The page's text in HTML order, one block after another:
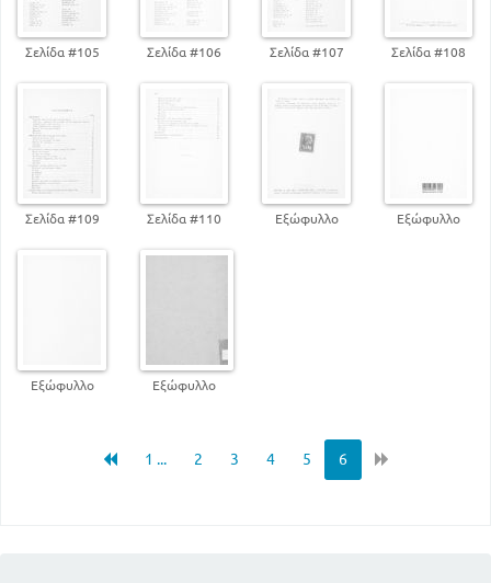
Σελίδα #105 Σελίδα #106 Σελίδα #107 Σελίδα #108
Σελίδα #109 Σελίδα #110 Εξώφυλλο Εξώφυλλο
Εξώφυλλο Εξώφυλλο
1 ... 2 3 4 5 6